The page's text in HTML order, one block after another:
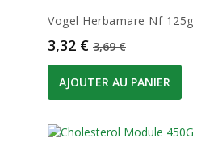
Vogel Herbamare Nf 125g
Prix
3,32 € Prix de base
3,69 €
AJOUTER AU PANIER